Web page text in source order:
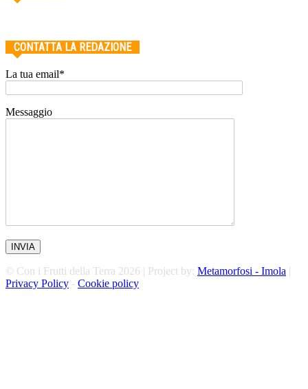
CONTATTA LA REDAZIONE
La tua email*
Messaggio
© Con i Frutti della Terra 2026 | Project by: Metamorfosi - Imola |
Privacy Policy - Cookie policy